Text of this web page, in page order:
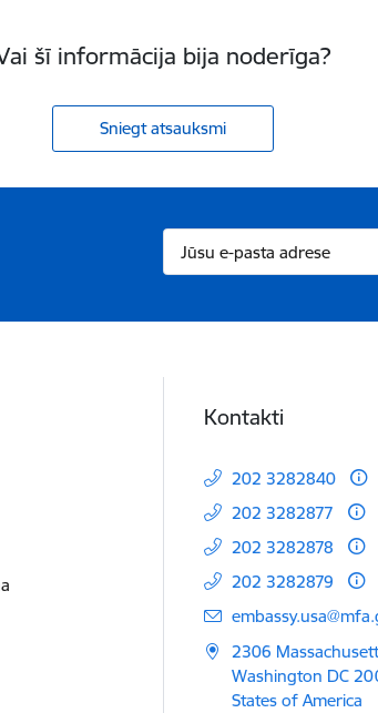
šī informācija bija noderīga?
Sniegt atsauksmi
Kontakti
202 3282840
202 3282877
202 3282878
202 3282879
E-pasts:
2306
Washington DC
States of America